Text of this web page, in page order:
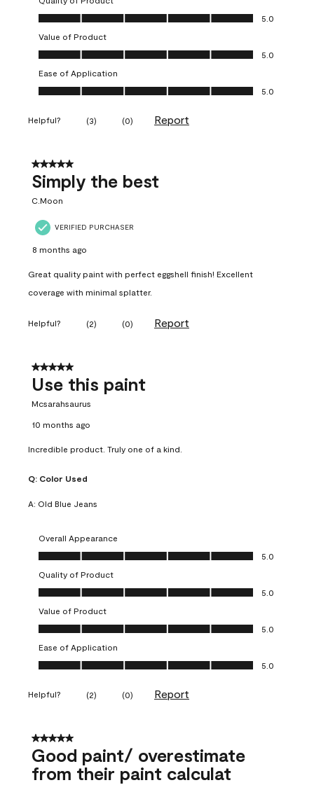
Quality of Product, 5.0 out of 5
5.0
Value of Product
Value of Product, 5.0 out of 5
5.0
Ease of Application
Ease of Application, 5.0 out of 5
5.0
Helpful? (3) (0) Report
5 out of 5 stars.
Simply the best
C.Moon
VERIFIED PURCHASER
8 months ago
Great quality paint with perfect eggshell finish! Excellent
coverage with minimal splatter.
Helpful? (2) (0) Report
5 out of 5 stars.
Use this paint
Mcsarahsaurus
10 months ago
Incredible product. Truly one of a kind.
Q: Color Used
A: Old Blue Jeans
Overall Appearance
Overall Appearance, 5.0 out of 5
5.0
Quality of Product
Quality of Product, 5.0 out of 5
5.0
Value of Product
Value of Product, 5.0 out of 5
5.0
Ease of Application
Ease of Application, 5.0 out of 5
5.0
Helpful? (2) (0) Report
5 out of 5 stars.
Good paint/ overestimate
from their paint calculat